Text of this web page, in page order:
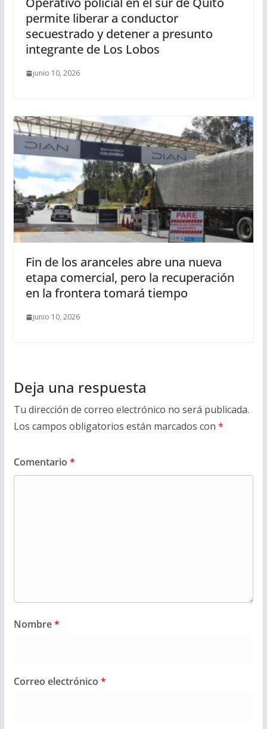
Operativo policial en el sur de Quito
permite liberar a conductor
secuestrado y detener a presunto
integrante de Los Lobos
junio 10, 2026
Fin de los aranceles abre una nueva
etapa comercial, pero la recuperación
en la frontera tomará tiempo
junio 10, 2026
Deja una respuesta
Tu dirección de correo electrónico no será publicada.
Los campos obligatorios están marcados con
Comentario
Nombre
Correo electrónico